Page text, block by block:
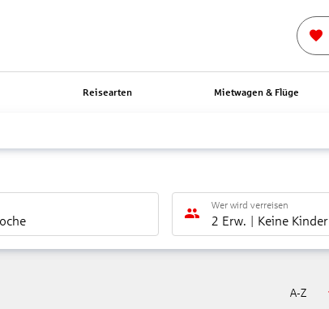
Reisearten Mietwagen & Flüge
Wer wird verreisen
2 Erw. Keine Kinder
A-Z